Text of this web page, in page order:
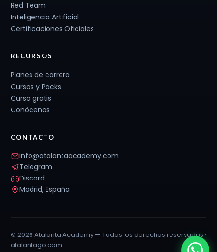
Red Team
Inteligencia Artificial
Certificaciones Oficiales
RECURSOS
Planes de carrera
Cursos y Packs
Curso gratis
Conócenos
CONTACTO
info@atalantaacademy.com
Telegram
Discord
Madrid, España
© 2026 Atalanta Academy — Todos los derechos reservados ·
atalantago.com